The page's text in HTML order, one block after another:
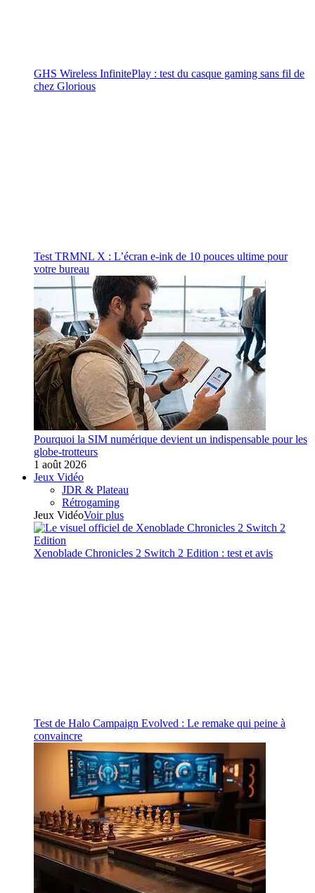
GHS Wireless InfinitePlay : test du casque gaming sans fil de
chez Glorious
Test TRMNL X : L’écran e-ink de 10 pouces ultime pour
votre bureau
Pourquoi la SIM numérique devient un indispensable pour les
globe-trotteurs
1 août 2026
Jeux Vidéo
JDR & Plateau
Rétrogaming
Jeux VidéoVoir plus
Xenoblade Chronicles 2 Switch 2 Edition : test et avis
Test de Halo Campaign Evolved : Le remake qui peine à
convaincre